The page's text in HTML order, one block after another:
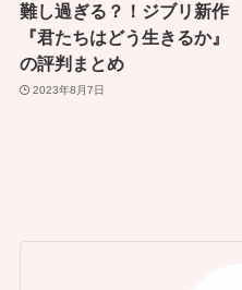
難し過ぎる？！ジブリ新作
『君たちはどう生きるか』
の評判まとめ
2023年8月7日